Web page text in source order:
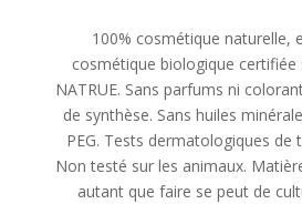
100% cosmétique naturelle,
cosmétique biologique certifiée
NATRUE. Sans parfums ni
de synthèse. Sans huiles
PEG. Tests dermatologiques de
Non testé sur les animaux.
autant que faire se peut de